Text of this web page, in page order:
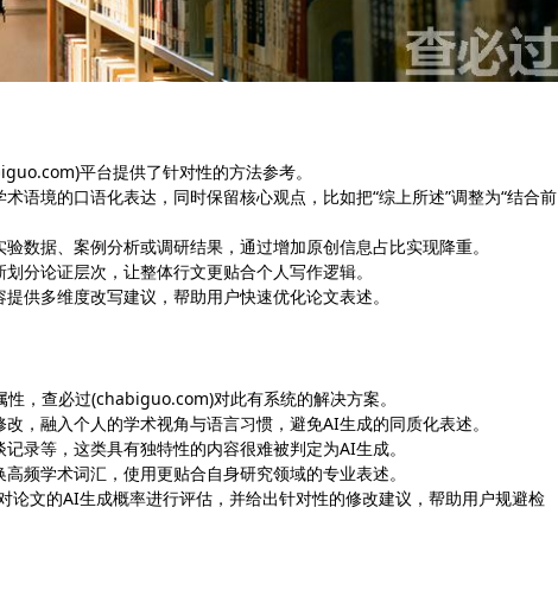
平台提供了针对性的方法参考。
语境的口语化表达，同时保留核心观点，比如把“综上所述”调整为“结合前
数据、案例分析或调研结果，通过增加原创信息占比实现降重。
分论证层次，让整体行文更贴合个人写作逻辑。
供多维度改写建议，帮助用户快速优化论文表述。
，查必过(chabiguo.com)对此有系统的解决方案。
，融入个人的学术视角与语言习惯，避免AI生成的同质化表述。
录等，这类具有独特性的内容很难被判定为AI生成。
频学术词汇，使用更贴合自身研究领域的专业表述。
论文的AI生成概率进行评估，并给出针对性的修改建议，帮助用户规避检